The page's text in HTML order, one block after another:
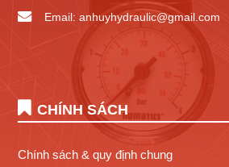
Email: anhuyhydraulic@gmail.com
CHÍNH SÁCH
Chính sách & quy định chung